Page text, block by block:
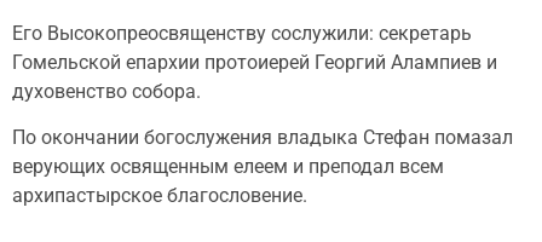
Его Высокопреосвященству сослужили: секретарь
Гомельской епархии протоиерей Георгий Алампиев и
духовенство собора.
По окончании богослужения владыка Стефан помазал
верующих освященным елеем и преподал всем
архипастырское благословение.